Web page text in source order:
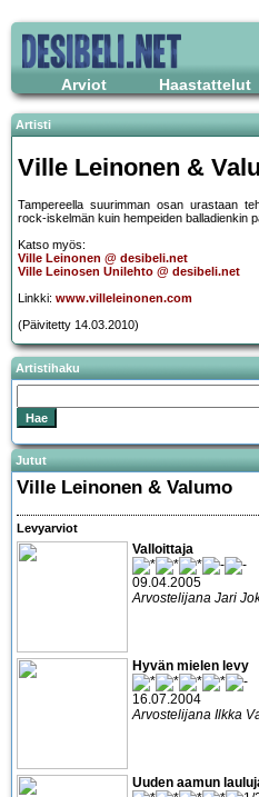
Arviot Haastattelut
Artisti
Ville Leinonen &
Tampereella suurimman osan urastaan
rock-iskelmän kuin hempeiden balladienkin
Katso myös:
Ville Leinonen @ desibeli.net
Ville Leinosen Unilehto @ desibeli.net
Linkki: www.villeleinonen.com
(Päivitetty 14.03.2010)
Artistihaku
Jutut
Ville Leinonen & Valumo
Levyarviot
Valloittaja
09.04.2005
Arvostelijana Jari
Hyvän mielen levy
16.07.2004
Arvostelijana Ilkka
Uuden aamun